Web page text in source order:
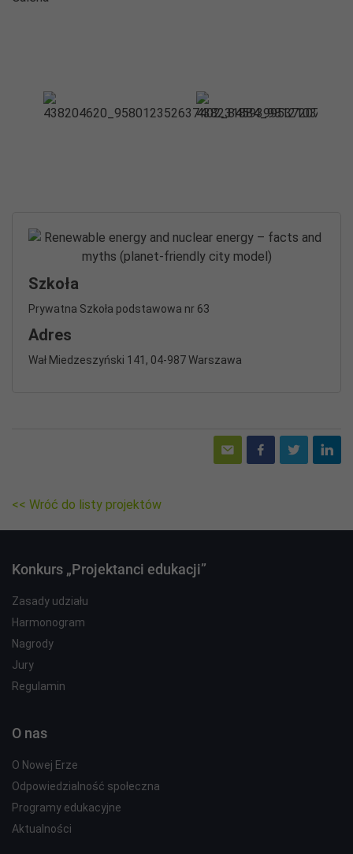
Szkoła
Prywatna Szkoła podstawowa nr 63
Adres
Wał Miedzeszyński 141, 04-987 Warszawa
<< Wróć do listy projektów
Konkurs „Projektanci edukacji”
Zasady udziału
Harmonogram
Nagrody
Jury
Regulamin
O nas
O Nowej Erze
Odpowiedzialność społeczna
Programy edukacyjne
Aktualności